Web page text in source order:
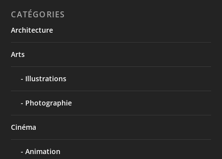
CATÉGORIES
Architecture
Arts
Illustrations
Photographie
Cinéma
Animation